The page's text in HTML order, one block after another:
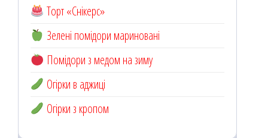
Торт «Снікерс»
Зелені помідори мариновані
Помідори з медом на зиму
Огірки в аджиці
Огірки з кропом